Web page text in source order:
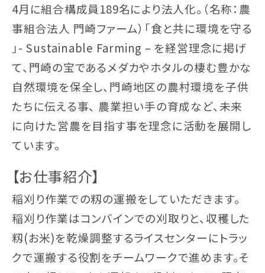
4月に組合構成員189名により法人化。（名称：農
事組合法人 門崎ファーム）「食と共に環境を守る
」- Sustainable Farming – を経営理念に掲げ
て、門崎の宝であるメダカやホタルの棲む豊かな
自然環境を保全し、門崎地区の農村環境を子供
たちに伝える事、 農業担い手の育成など、未来
に向けた営農を目指す事を理念に活動を展開し
ています。
【お仕事紹介】
稲刈り作業での籾の運搬をしていただきます。
稲刈り作業はコンバインでの刈取りと、収穫した
籾(お米)を乾燥調整するライスセンターにトラッ
クで運搬する役割をチームワークで進めます。そ